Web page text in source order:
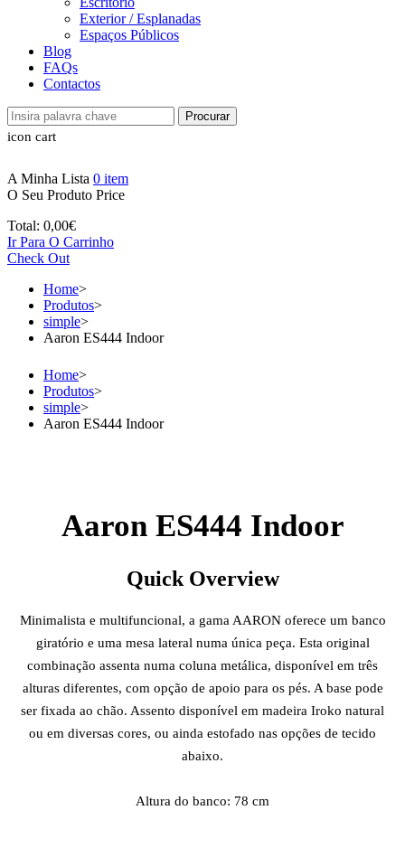
Exterior / Esplanadas
Espaços Públicos
Blog
FAQs
Contactos
Procurar
icon cart
A Minha Lista 0 item
O Seu Produto Price
Total: 0,00€
Ir Para O Carrinho
Check Out
Home>
Produtos>
simple>
Aaron ES444 Indoor
Home>
Produtos>
simple>
Aaron ES444 Indoor
Aaron ES444 Indoor
Quick Overview
Minimalista e multifuncional, a gama AARON oferece um banco
giratório e uma mesa lateral numa única peça. Esta original
combinação assenta numa coluna metálica, disponível em três
alturas diferentes, com opção de apoio para os pés. A base pode
ser fixada ao chão. Assento disponível em madeira Iroko natural
ou em diversas cores, ou ainda estofado nas opções de tecido
abaixo.
Altura do banco: 78 cm